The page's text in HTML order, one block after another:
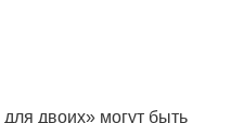
двоих» могут быть